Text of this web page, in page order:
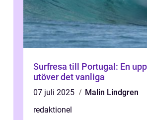
Surfresa till Portugal: En
utöver det vanliga
07 juli 2025
Malin Lindgren
redaktionel